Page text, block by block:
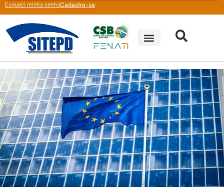
Esqueci minha senhaCadastre-se